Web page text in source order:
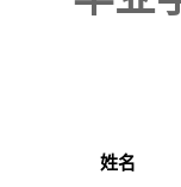
姓名